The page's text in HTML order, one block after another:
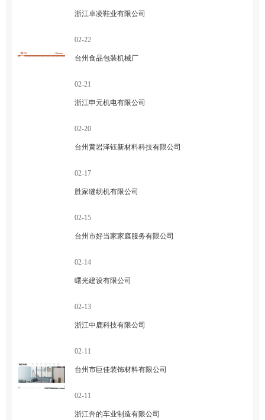
浙江卓凌鞋业有限公司
02-22
台州食品包装机械厂
02-21
浙江申元机电有限公司
02-20
台州黄岩泽钰新材料科技有限公司
02-17
胜家缝纫机有限公司
02-15
台州市好当家家庭服务有限公司
02-14
曙光建设有限公司
02-13
浙江中鹿科技有限公司
02-11
台州市巨佳装饰材料有限公司
02-11
浙江奔的车业制造有限公司